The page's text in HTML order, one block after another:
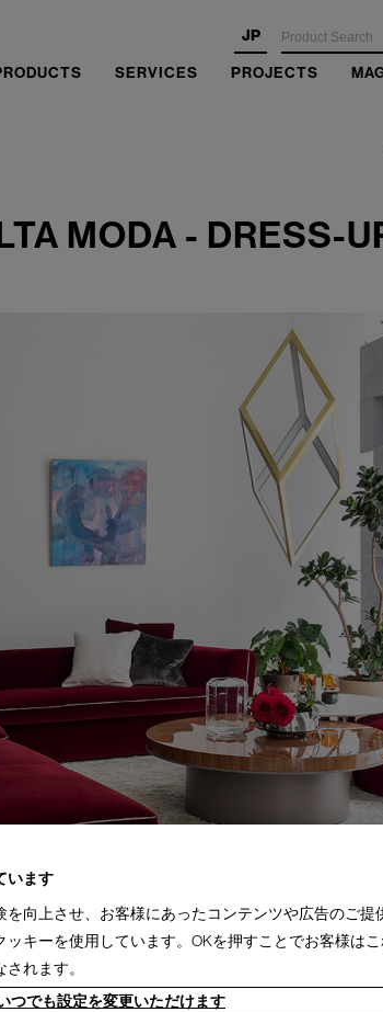
JP
SERVICES PROJECTS
MODA - DRESS-
います
向上させ、お客様にあったコンテンツや広告のご提
ッキーを使用しています。OKを押すことでお客様はこ
れます。
つでも設定を変更いただけます